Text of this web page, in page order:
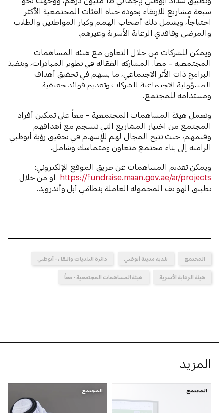
سبعة مشاريع للارتقاء بجودة حياة الفئات المجتمعية الأكثر
احتياجاً، ويشمل ذلك أصحاب الهمم وكبار المواطنين والطلاب
والمرضى وفاقدي الرعاية الأسرية وغيرهم.
ويمكن للشركات من خلال التعاون مع هيئة المساهمات
المجتمعية – معاً، المشاركة الفعّالة في تطوير المبادرات، وتنفيذ
البرامج ذات الأثر الاجتماعي، ما يسهم في تحقيق أهداف
المسؤولية الاجتماعية للشركات وتقديم فوائد حقيقية
ومستدامة للمجتمع.
وتعمل هيئة المساهمات المجتمعية – معاً على تمكين أفراد
المجتمع من اختيار المشاريع التي تنسجم مع أهدافهم
وقيمهم، حيث تتيح المجال لهم للإسهام في تحقيق رؤية أبوظبي
الرامية إلى بناء مجتمع متعاون ومتماسك وشامل.
ويمكن تقديم المساهمات عن طريق الموقع الإلكتروني:
https://fundraise.maan.gov.ae/ar/projectsأو من خلال
تطبيق الهواتف المحمولة العاملة بنظامَي آبل وأندرويد.
المجتمع بلدية مدينة أبوظبي دائرة البلديات والنقل - أبوظبي
هيئة الرعاية الأسرية هيئة المساهمات المجتمعية - معاً
المزيد
المجتمع المجتمع